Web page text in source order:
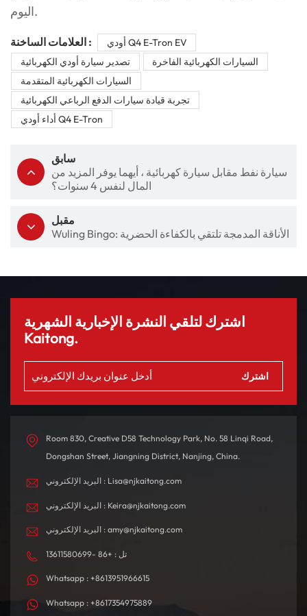
اليوم.
العلامات الساخنة :
أودي Q4 E-Tron EV
تصدير سيارة أودي الكهربائية
السيارات الكهربائية الفاخرة
السيارات الكهربائية المتقدمة
تجربة قيادة سيارات الدفع الرباعي الكهربائية
أداء أودي Q4 E-Tron
سابق
سيارة نفط مقابل سيارة كهربائية ، أيهما يوفر المزيد من
المال لنفس 4 سنوات؟
مقبل
Wuling Bingo: الأناقة المدمجة تلتقي بالكفاءة الحضرية
اشترك لتلقي النشرة الإخبارية الشهرية
Kaitong.
Room 830, Creative D58 Technology Park, No. 58 Linqi Road,
Dongshan Street, Jiangning District, Nanjing, China.
البريد الإلكتروني : Lisa@njkaitong.com
البريد الإلكتروني : Keira@njkaitong.com
البريد الإلكتروني : amy@njkaitong.com
تل : +86 -13611580699
Whatsapp : +8613951966615
Whatsapp : +8617354975889